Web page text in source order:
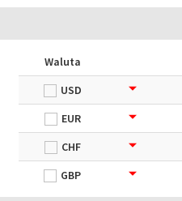
Waluta
USD
EUR
CHF
GBP